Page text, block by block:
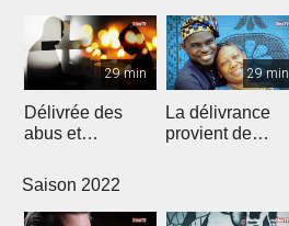
29 min
Délivrée des
abus et
Christ
29 min
La délivrance
provient de
Saison 2022